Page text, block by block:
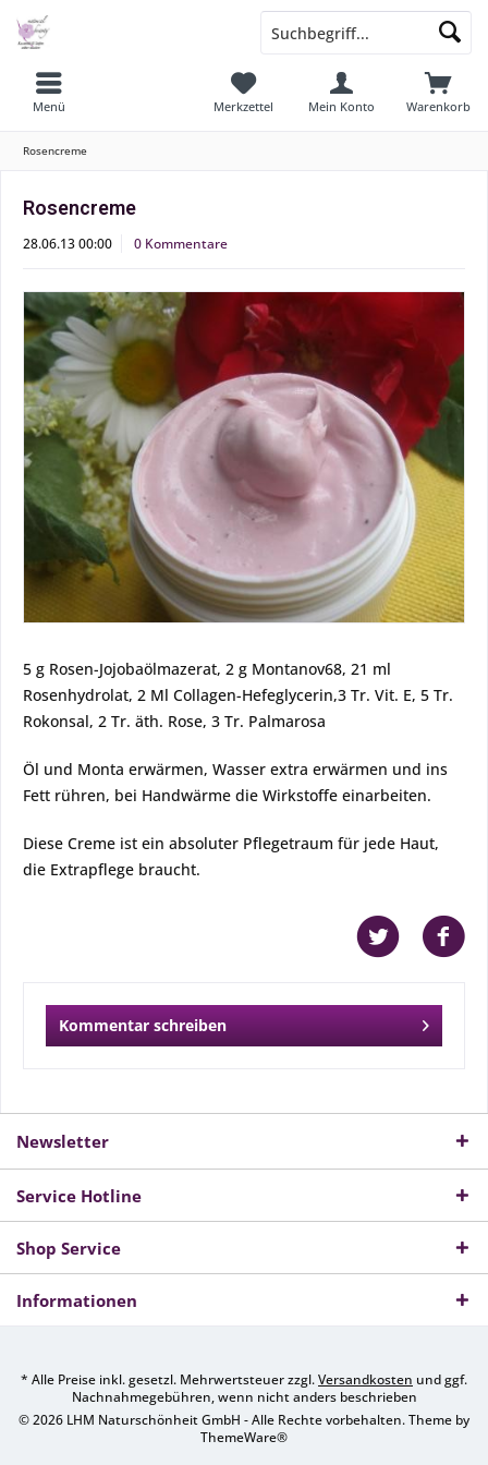
Menü Warenkorb
Merkzettel Mein Konto
Rosencreme
Rosencreme
28.06.13 00:00 0 Kommentare
5 g Rosen-Jojobaölmazerat, 2 g Montanov68, 21 ml
Rosenhydrolat, 2 Ml Collagen-Hefeglycerin,3 Tr. Vit. E, 5 Tr.
Rokonsal, 2 Tr. äth. Rose, 3 Tr. Palmarosa
Öl und Monta erwärmen, Wasser extra erwärmen und ins
Fett rühren, bei Handwärme die Wirkstoffe einarbeiten.
Diese Creme ist ein absoluter Pflegetraum für jede Haut,
die Extrapflege braucht.
Kommentar schreiben
Newsletter
Service Hotline
Shop Service
Informationen
* Alle Preise inkl. gesetzl. Mehrwertsteuer zzgl.Versandkosten und ggf.
Nachnahmegebühren, wenn nicht anders beschrieben
© 2026 LHM Naturschönheit GmbH - Alle Rechte vorbehalten. Theme by
ThemeWare®